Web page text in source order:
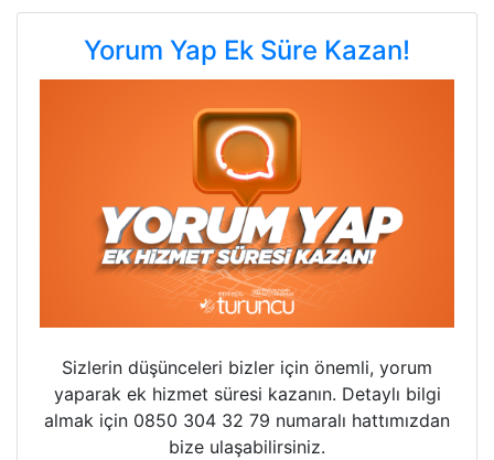
Yorum Yap Ek Süre Kazan!
Sizlerin düşünceleri bizler için önemli, yorum
yaparak ek hizmet süresi kazanın. Detaylı bilgi
almak için 0850 304 32 79 numaralı hattımızdan
bize ulaşabilirsiniz.